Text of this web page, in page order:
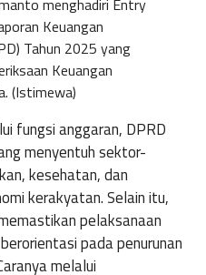
Keuangan
Tahun 2025 yang
Keuangan
(Istimewa)
fungsi anggaran, DPRD
menyentuh sektor-
kesehatan, dan
kerakyatan. Selain itu,
pelaksanaan
pada penurunan
melalui